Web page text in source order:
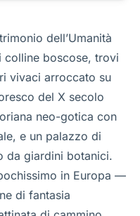
dell’Umanità
colline boscose, trovi
vivaci arroccato su
del X secolo
neo-gotica con
e un palazzo di
da giardini botanici.
in Europa —
di fantasia